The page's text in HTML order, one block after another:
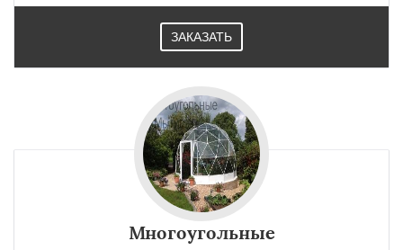
ЗАКАЗАТЬ
Многоугольные